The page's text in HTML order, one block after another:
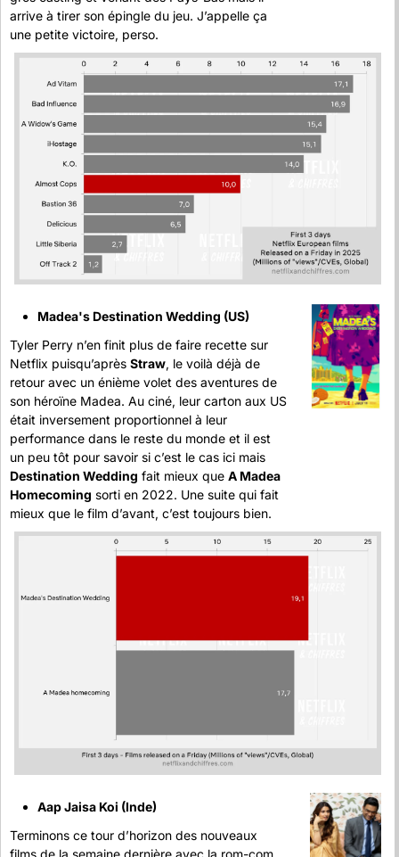
arrive à tirer son épingle du jeu. J’appelle ça
une petite victoire, perso.
Madea's Destination Wedding (US)
Tyler Perry n’en finit plus de faire recette sur
Netflix puisqu’après Straw, le voilà déjà de
retour avec un énième volet des aventures de
son héroïne Madea. Au ciné, leur carton aux US
était inversement proportionnel à leur
performance dans le reste du monde et il est
Destination Wedding fait mieux que A Madea
Homecoming sorti en 2022. Une suite qui fait
mieux que le film d’avant, c’est toujours bien.
Aap Jaisa Koi (Inde)
Terminons ce tour d’horizon des nouveaux